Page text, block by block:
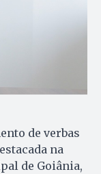
de verbas
na
de Goiânia,